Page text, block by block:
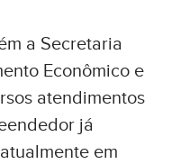
a Secretaria
Econômico e
atendimentos
já
em